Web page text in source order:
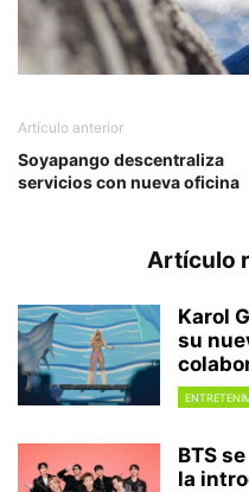
Artículo anterior
Soyapango descentraliza
servicios con nueva oficina
Artículo
Karol
su
BTS
la